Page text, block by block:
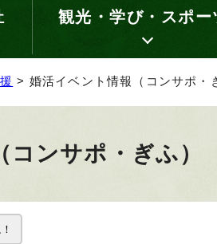
観光・学び・スポー
> 婚活イベント情報（コンサポ・
ンサポ・ぎふ）